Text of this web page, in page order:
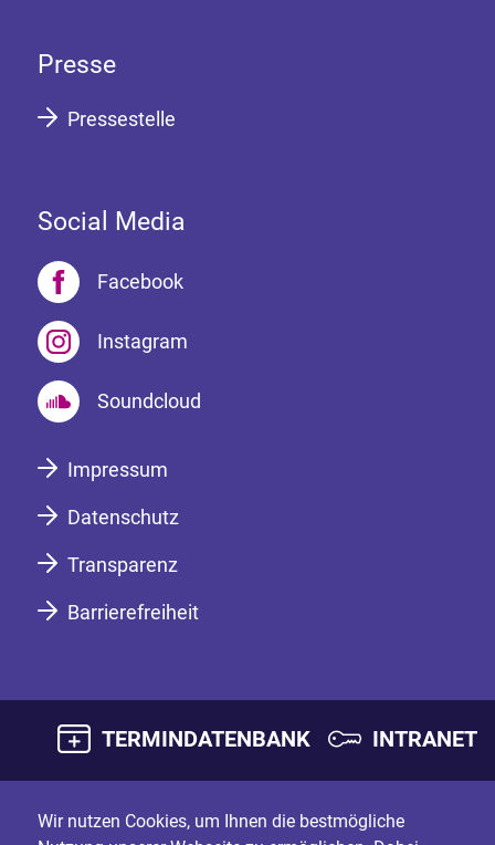
Presse
Pressestelle
Social Media
Facebook
Instagram
Soundcloud
Impressum
Datenschutz
Transparenz
Barrierefreiheit
TERMINDATENBANK INTRANET
Wir nutzen Cookies, um Ihnen die bestmögliche